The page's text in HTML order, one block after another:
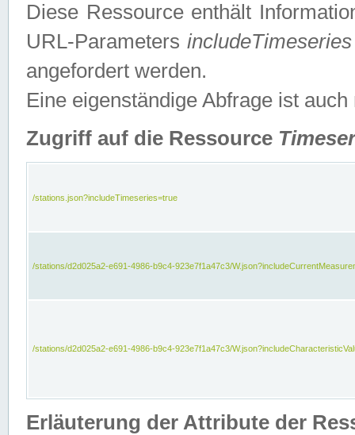
Diese Ressource enthält
URL-ParametersincludeTimeseries
angefordert werden.
Eine eigenständige Abfrage ist auch
Zugriff auf die Ressource
/stations.json?includeTimeseries=true
/stations/d2d025a2-e691-4986-b9c4-923e7f1a47c3/
/stations/d2d025a2-e691-4986-b9c4-923e7f1a47c3/
Erläuterung der Attribute der